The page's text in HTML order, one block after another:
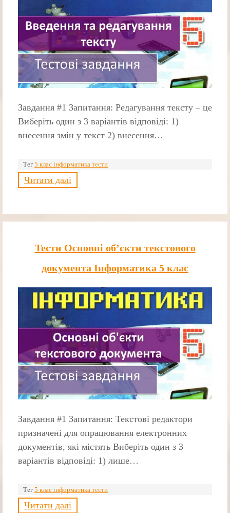
Завдання #1 Запитання: Редагування тексту – це
Виберіть один з 3 варіантів відповіді: 1)
внесення змін у текст 2) внесення…
Тег 5 клас інформатика тести
Читати далі
Тести Основні об’єкти текстового
документа Інформатика 5 клас
Завдання #1 Запитання: Текстові редактори
призначені для опрацювання електронних
документів, які містять Виберіть один з 3
варіантів відповіді: 1) лише…
Тег 5 клас інформатика тести
Читати далі